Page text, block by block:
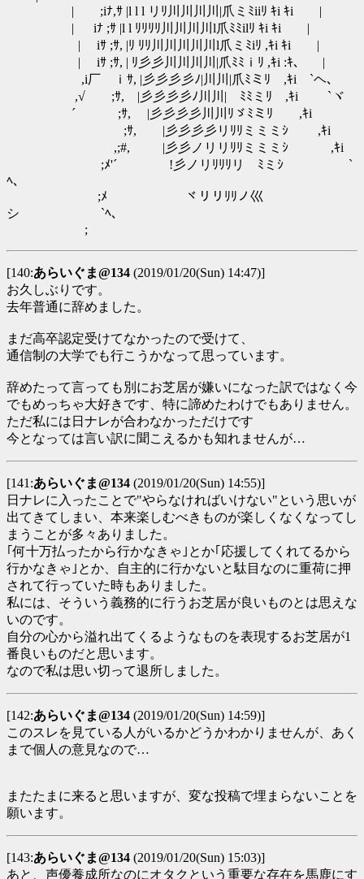
| ;iﾅ,ｻ |l l l リﾘ川川川川|爪ミﾐiiﾘ ｷi ｷi |
| iﾅ ;ｻ |l l ﾘﾘﾘﾘ川川川川l爪ﾐﾐilﾘ ｷi ｷi |
| iｻ ;ｻ, |ﾘ ﾘﾘ川川川川川l爪ミﾐiﾘ ,ｷi ｷi |
| iｻ ;ｻ, | ﾘ彡彡川川川川|爪ﾐﾐｉﾘ ,ｷi :ｷ、 |
,i厂 ｉｻ, |彡彡彡彡ﾉ|川川|爪ﾐミﾘ ,ｷi `ヘ､
,√ ;ｻ, |彡彡彡彡ﾉ川川|ゞﾐﾐミﾘ ,ｷi `ヾ
´ ;ｻ, |彡彡彡彡川川ﾘゞﾐミﾘ ,ｷi
;ｻ, |彡彡彡彡リﾘﾘミミミｼ ,ｷi
,;#, |彡彡ノリリﾘﾘミミミｼ ,ｷi
;ﾒ'´ !彡ノリﾘﾘﾘリゞﾐミｼ `
ﾍ､
;ﾒ ヾリリﾘﾘノ巛ゞ
シ `ﾍ､
;
[140:あらいぐま@134 (2019/01/20(Sun) 14:47)]
お久しぶりです。
去年普通に辞めました。
まだ高卒認定受けてなかったので受けて、
通信制の大学でも行こうかなって思っています。
辞めたって言っても別にお芝居が嫌いになった訳ではなく今
でもめっちゃ大好きです、特に諦めたわけでもありません。
ただ私には日ナレが合わなかっただけです
今となっては言い訳に聞こえるかも知れませんが…
[141:あらいぐま@134 (2019/01/20(Sun) 14:55)]
日ナレに入ったことで"やらなければいけない"という思いが
出てきてしまい、本来楽しむべきものが楽しくなくなってし
まうことが多々ありました。
｢何十万払ったから行かなきゃ｣とか｢応援してくれてるから
行かなきゃ｣とか、自主的に行かないと駄目なのに重荷に押
されて行っていた時もありました。
私には、そういう義務的に行うお芝居が良いものとは思えな
いのです。
自分の心から溢れ出てくるようなものを表現するお芝居が1
番良いものだと思います。
なので私は思い切って退所しました。
[142:あらいぐま@134 (2019/01/20(Sun) 14:59)]
このスレを見ている人がいるかどうかわかりませんが、あく
まで個人の意見なので…
またたまに来ると思いますが、変な投稿で埋まらないことを
願います。
[143:あらいぐま@134 (2019/01/20(Sun) 15:03)]
あと、声優養成所なのにオタクという重要な存在を馬鹿にす